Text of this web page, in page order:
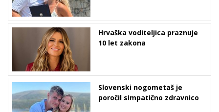
Hrvaška voditeljica praznuje
10 let zakona
Slovenski nogometaš je
poročil simpatično zdravnico